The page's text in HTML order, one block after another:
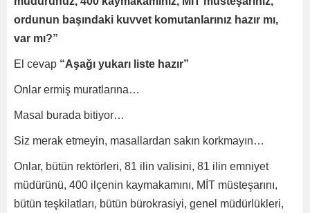
ordunun başındaki kuvvet komutanlarınız hazır mı,
var mı?”
El cevap “Aşağı yukarı liste hazır”
Onlar ermiş muratlarına…
Masal burada bitiyor…
Siz merak etmeyin, masallardan sakın korkmayın…
Onlar, bütün rektörleri, 81 ilin valisini, 81 ilin emniyet
müdürünü, 400 ilçenin kaymakamını, MİT müsteşarını,
bütün teşkilatları, bütün bürokrasiyi, genel müdürlükleri,